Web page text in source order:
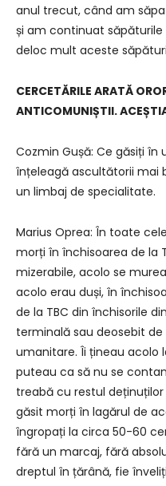
anul trecut, când am
și am continuat săpăturile
deloc mult aceste
CERCETĂRILE ARATĂ
ANTICOMUNIȘTII.
Cozmin Gușă: Ce găsiți
înțeleagă ascultătorii mai
un limbaj de specialitate.
Marius Oprea: În toate
morți în închisoarea de la
mizerabile, acolo se
acolo erau duși, în
de la TBC din închisorile
terminală sau deosebit
umanitare. Îi țineau acolo
puteau ca să nu se
treabă cu restul deținuților
găsit morți în lagărul de
îngropați la circa 50-60
fără un marcaj, fără
dreptul în țărână, fie